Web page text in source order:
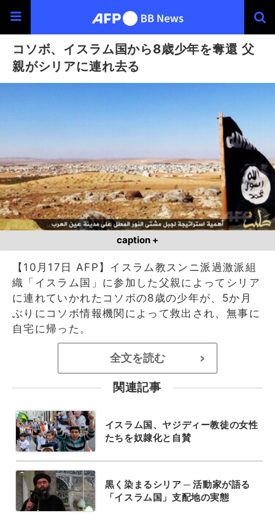
コソボ、イスラム国から8歳少年を奪還 父
親がシリアに連れ去る
caption +
【10月17日 AFP】イスラム教スンニ派過激派組
織「イスラム国」に参加した父親によってシリア
に連れていかれたコソボの8歳の少年が、5か月
ぶりにコソボ情報機関によって救出され、無事に
自宅に帰った。
全文を読む >
関連記事
イスラム国、ヤジディー教徒の女性
たちを奴隷化と自賛
黒く染まるシリア ─ 活動家が語る
「イスラム国」支配地の実態